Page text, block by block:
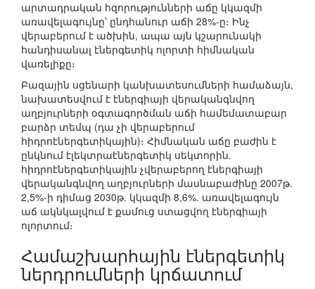
արտադրական հզորությունների աճը կկազմի
առավելագույնը՝ ընդհանուր աճի 28%-ը։ Ինչ
վերաբերում է ածխին, ապա այն կշարունակի
հանդիսանալ էներգետիկ ոլորտի հիմնական
վառելիքը։
Բազային սցենարի կանխատեսումների համաձայն,
նախատեսվում է էներգիայի վերականգնվող
աղբյուրների օգտագործման աճի համեմատաբար
բարձր տեմպ (դա չի վերաբերում
հիդրոէներգետիկային)։ Հիմնական աճը բաժին է
ընկնում էլեկտրաէներգետիկ սեկտորին.
հիդրոէներգետիկային չվերաբերող էներգիայի
վերականգնվող աղբյուրների մասնաբաժինը 2007թ.
2,5%-ի դիմաց 2030թ. կկազմի 8,6%. առավելագույն
աճ ակնկալվում է քամուց ստացվող էներգիայի
ոլորտում։
Համաշխարհային էներգետիկ
ներդրումների կրճատում